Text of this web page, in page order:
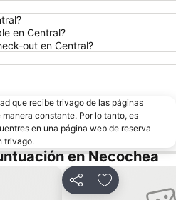
en Central?
out en Central?
que recibe trivago de las páginas
constante. Por lo tanto, es
en una página web de reserva
trivago.
en Necochea
CompartirAgregar a